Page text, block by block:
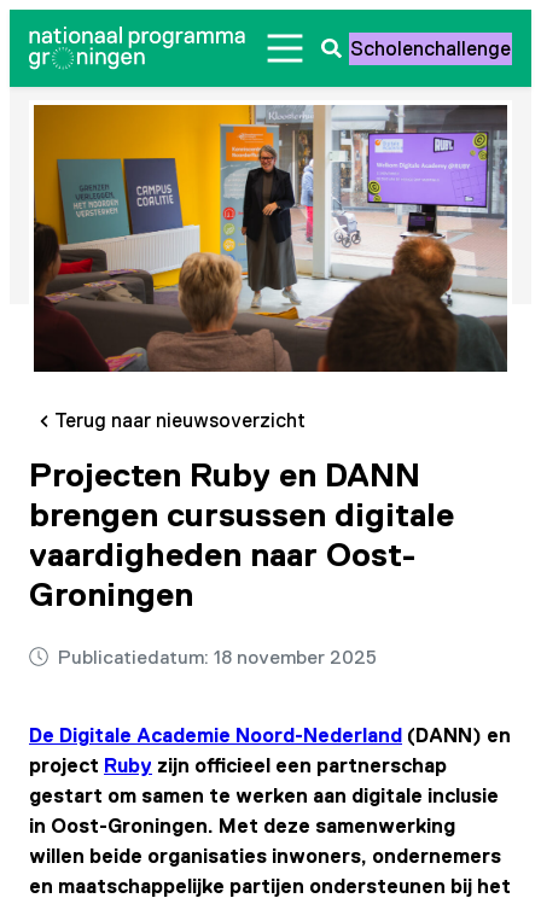
naar
de
Zoeken
openen
Scholenchallenge
Terug naar nieuwsoverzicht
Projecten Ruby en DANN
brengen cursussen digitale
vaardigheden naar Oost-
Groningen
Publicatiedatum: 18 november 2025
De Digitale Academie Noord-Nederland (DANN) en
project Ruby zijn officieel een partnerschap
gestart om samen te werken aan digitale inclusie
in Oost-Groningen. Met deze samenwerking
willen beide organisaties inwoners, ondernemers
en maatschappelijke partijen ondersteunen bij het